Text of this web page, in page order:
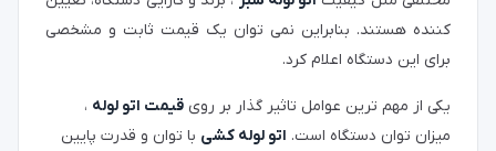
کننده هستند. بنابراین نمی توان یک قیمت ثابت و مشخصی
برای این دستگاه اعلام کرد.
یکی از مهم ترین عوامل تاثیر گذار بر روی قیمت اتو لوله ،
میزان توان دستگاه است. اتو لوله کشی با توان و قدرت پایین